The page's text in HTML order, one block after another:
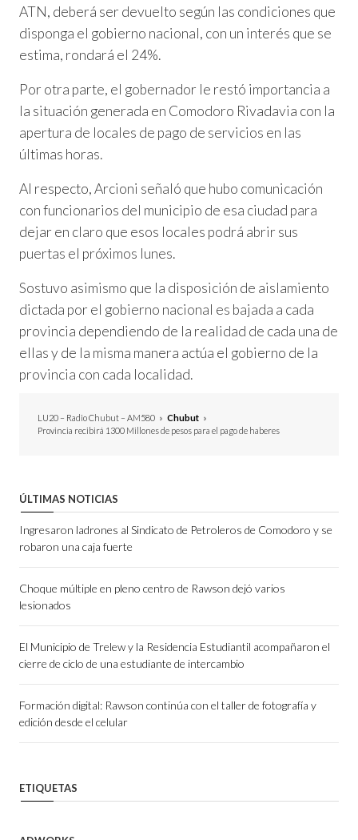
ATN, deberá ser devuelto según las condiciones que
disponga el gobierno nacional, con un interés que se
estima, rondará el 24%.
Por otra parte, el gobernador le restó importancia a
la situación generada en Comodoro Rivadavia con la
apertura de locales de pago de servicios en las
últimas horas.
Al respecto, Arcioni señaló que hubo comunicación
con funcionarios del municipio de esa ciudad para
dejar en claro que esos locales podrá abrir sus
puertas el próximos lunes.
Sostuvo asimismo que la disposición de aislamiento
dictada por el gobierno nacional es bajada a cada
provincia dependiendo de la realidad de cada una de
ellas y de la misma manera actúa el gobierno de la
provincia con cada localidad.
LU20 – Radio Chubut – AM580 » Chubut »
Provincia recibirá 1300 Millones de pesos para el pago de haberes
ÚLTIMAS NOTICIAS
Ingresaron ladrones al Sindicato de Petroleros de Comodoro y se
robaron una caja fuerte
Choque múltiple en pleno centro de Rawson dejó varios
lesionados
El Municipio de Trelew y la Residencia Estudiantil acompañaron el
cierre de ciclo de una estudiante de intercambio
Formación digital: Rawson continúa con el taller de fotografía y
edición desde el celular
ETIQUETAS